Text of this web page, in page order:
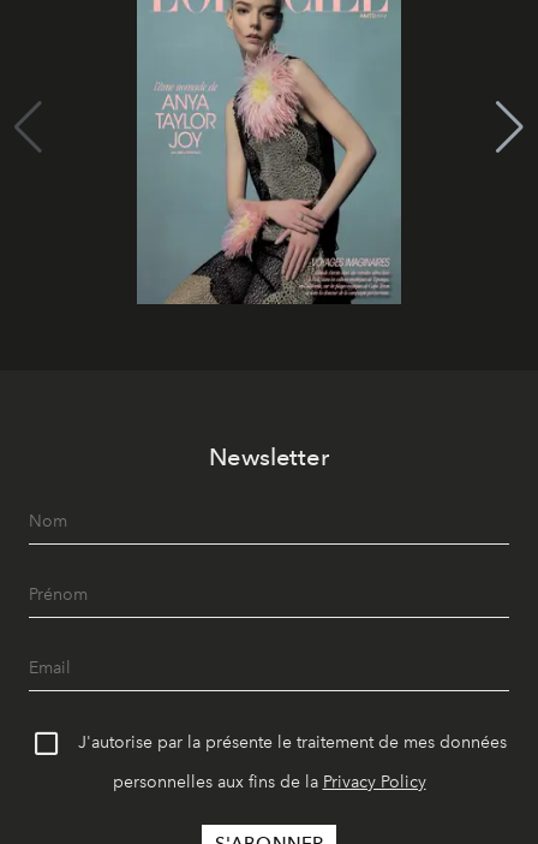
Newsletter
J'autorise par la présente le traitement de mes données
personnelles aux fins de la Privacy Policy